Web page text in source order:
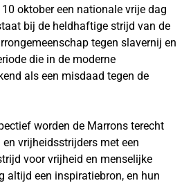
oktober een nationale vrije dag
bij de heldhaftige strijd van de
tegen slavernij en
die in de moderne
als een misdaad tegen de
worden de Marrons terecht
vrijheidsstrijders met een
voor vrijheid en menselijke
altijd een inspiratiebron, en hun